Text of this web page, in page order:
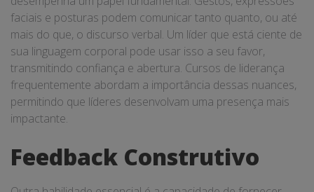
faciais e posturas podem comunicar tanto quanto, ou até
mais do que, o discurso verbal. Um líder que está ciente de
sua linguagem corporal pode usar isso a seu favor,
transmitindo confiança e abertura. Cursos de liderança
frequentemente abordam a importância dessas nuances,
permitindo que líderes desenvolvam uma presença mais
impactante.
Feedback Construtivo